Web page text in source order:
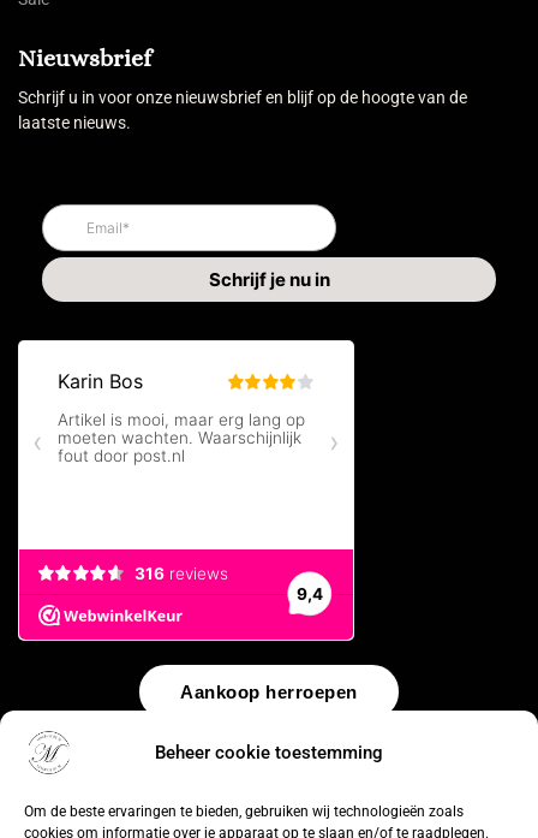
Beheer cookie toestemming
Om de beste ervaringen te bieden, gebruiken wij technologieën zoals
cookies om informatie over je apparaat op te slaan en/of te raadplegen.
Nieuwsbrief
Schrijf u in voor onze nieuwsbrief en blijf op de hoogte van de
laatste nieuws.
Aankoop herroepen
© 2026 by WebUnlimited–Algemene voorwaarden